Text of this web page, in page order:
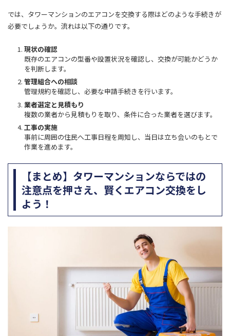
では、タワーマンションのエアコンを交換する際はどのような手続きが
必要でしょうか。流れは以下の通りです。
現状の確認
既存のエアコンの型番や設置状況を確認し、交換が可能かどうか
を判断します。
管理組合への相談
管理規約を確認し、必要な申請手続きを行います。
業者選定と見積もり
複数の業者から見積もりを取り、条件に合った業者を選びます。
工事の実施
事前に周囲の住民へ工事日程を周知し、当日は立ち会いのもとで
作業を進めます。
【まとめ】タワーマンションならではの
注意点を押さえ、賢くエアコン交換をし
よう！